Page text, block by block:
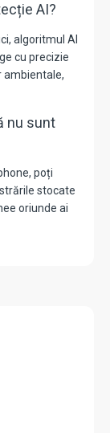
AI?
algoritmul AI
cu precizie
ambientale,
nu sunt
poți
stocate
oriunde ai